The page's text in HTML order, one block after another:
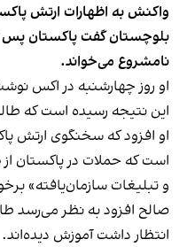
واکنش به اظهارات ارتش
نامشروع می‌خواند.
او روز چهارشنبه در اکس
این نتیجه رسیده است که
او افزود که سخنگوی ارتش
است که حملات در پاکستان
و تبلیغات سازمان‌یافته»
صالح افزود به نظر می‌رسد
انتظار داشت آموزش دیده‌اند.